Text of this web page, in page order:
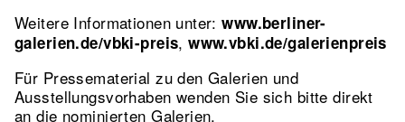
Weitere Informationen unter:www.berliner-
galerien.de/vbki-preis,www.vbki.de/galerienpreis
Für Pressematerial zu den Galerien und
Ausstellungsvorhaben wenden Sie sich bitte direkt
an die nominierten Galerien.